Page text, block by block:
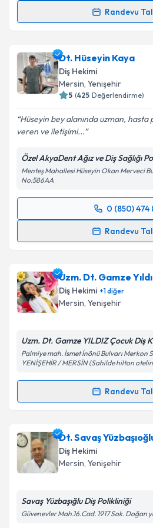
Randevu
takvim hazırlandığında e-
E-posta Adresiniz
Kişisel verilerimin
kapsamda işlenmesini
Takvim
Dt. Hüseyin Kaya
Diş Hekimi
Mersin, Yenişehir
5 (425 Değerlendirme)
Hüseyin bey alanında uzman, hasta
veren ve iletişimi...
Özel AkyaDent Ağız ve Diş Sağlığı
Menteş Mahallesi Hüseyin Okan Merveci
No:586AA
0 (850) 474
Randevu
Randevu Takvimi Talebi
takvim hazırlandığında e-
E-posta Adresiniz
Kişisel verilerimin
'ni okudum ve
kapsamda işlenmesini
Uzm. Dt. Gamze
Diş Hekimi +1diğer
Mersin, Yenişehir
Uzm. Dt. Gamze YILDIZ Çocuk Diş
Palmiye mah. İsmet İnönü Bulvarı Merkon
YENİŞEHİR / MERSİN (Sahilde hilton
Randevu
Randevu Takvimi Talebi
Uzm. Dt. Gamze Yıldıziçin
oluşturun. Size bu uzmandan
takvim hazırlandığında e-
Dt. Savaş
Diş Hekimi
Mersin, Yenişehir
Savaş Yüzbaşığlu Diş Polikliniği
Güvenevler Mah.16.Cad. 1917 Sok. Doğan